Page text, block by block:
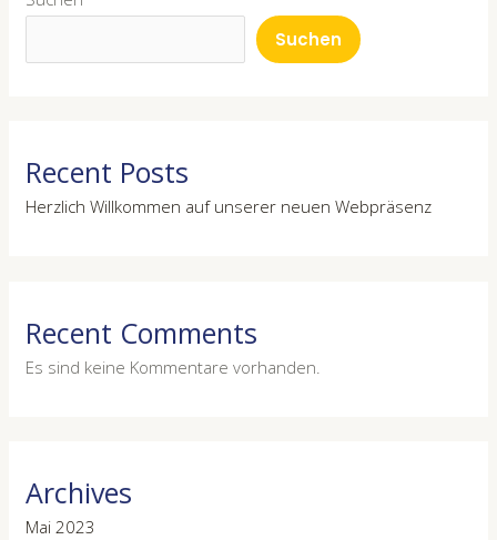
Suchen
Recent Posts
Herzlich Willkommen auf unserer neuen Webpräsenz
Recent Comments
Es sind keine Kommentare vorhanden.
Archives
Mai 2023